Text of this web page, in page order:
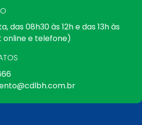
das 08h30 às 12h e das 13h às
online e telefone)